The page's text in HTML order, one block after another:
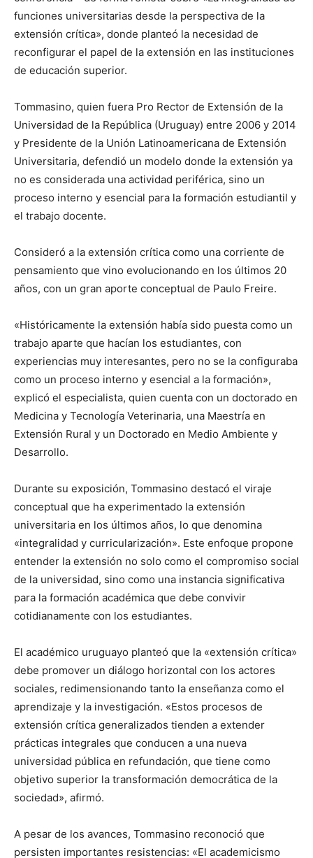
funciones universitarias desde la perspectiva de la
extensión crítica», donde planteó la necesidad de
reconfigurar el papel de la extensión en las instituciones
de educación superior.
Tommasino, quien fuera Pro Rector de Extensión de la
Universidad de la República (Uruguay) entre 2006 y 2014
y Presidente de la Unión Latinoamericana de Extensión
Universitaria, defendió un modelo donde la extensión ya
no es considerada una actividad periférica, sino un
proceso interno y esencial para la formación estudiantil y
el trabajo docente.
Consideró a la extensión crítica como una corriente de
pensamiento que vino evolucionando en los últimos 20
años, con un gran aporte conceptual de Paulo Freire.
«Históricamente la extensión había sido puesta como un
trabajo aparte que hacían los estudiantes, con
experiencias muy interesantes, pero no se la configuraba
como un proceso interno y esencial a la formación»,
explicó el especialista, quien cuenta con un doctorado en
Medicina y Tecnología Veterinaria, una Maestría en
Extensión Rural y un Doctorado en Medio Ambiente y
Desarrollo.
Durante su exposición, Tommasino destacó el viraje
conceptual que ha experimentado la extensión
universitaria en los últimos años, lo que denomina
«integralidad y curricularización». Este enfoque propone
entender la extensión no solo como el compromiso social
de la universidad, sino como una instancia significativa
para la formación académica que debe convivir
cotidianamente con los estudiantes.
El académico uruguayo planteó que la «extensión crítica»
debe promover un diálogo horizontal con los actores
sociales, redimensionando tanto la enseñanza como el
aprendizaje y la investigación. «Estos procesos de
extensión crítica generalizados tienden a extender
prácticas integrales que conducen a una nueva
universidad pública en refundación, que tiene como
objetivo superior la transformación democrática de la
sociedad», afirmó.
A pesar de los avances, Tommasino reconoció que
persisten importantes resistencias: «El academicismo